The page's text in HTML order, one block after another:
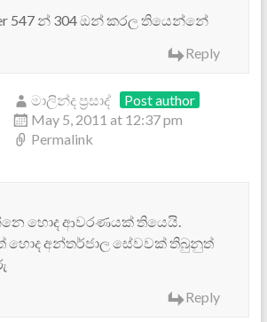
547 න් 304 ඔන් කරල තියෙන්නේ
Reply
මාලින්ද ප්‍රසාද්
Post author
May 5, 2011 at 12:37 pm
Permalink
හොද ආවරණයක් තියෙයි.
හොද අන්තර්ජාල සේවවක් තිබුනුත්
Reply